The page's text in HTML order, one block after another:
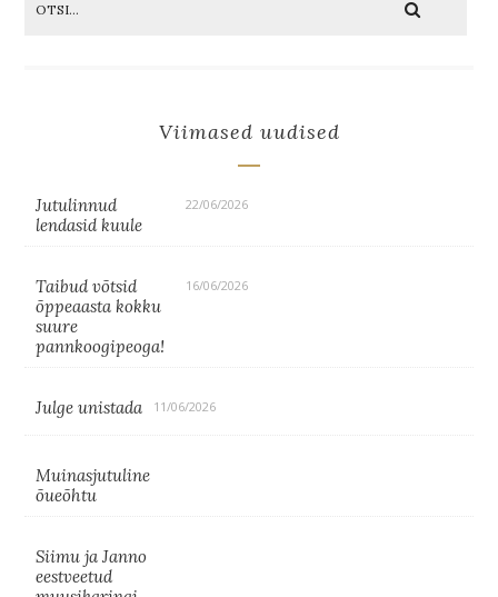
Viimased uudised
Jutulinnud
lendasid kuule
22/06/2026
Taibud võtsid
õppeaasta kokku
suure
pannkoogipeoga!
16/06/2026
Julge unistada 11/06/2026
Muinasjutuline
õueõhtu
Siimu ja Janno
eestveetud